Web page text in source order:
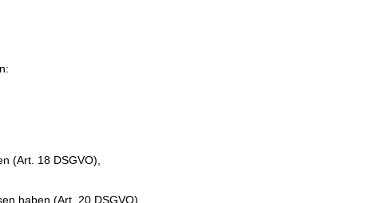
(Art. 18 DSGVO),
haben (Art. 20 DSGVO).